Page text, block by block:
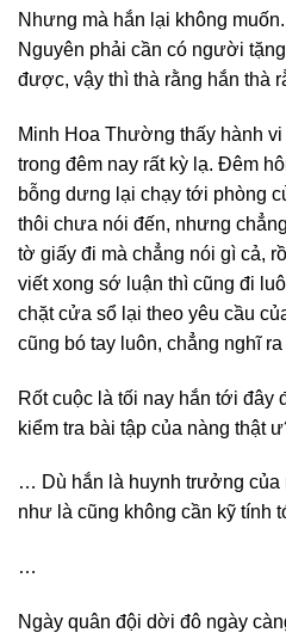
Nhưng mà hắn lại không
Nguyên phải cần có người
được, vậy thì thà rằng hắn thà
Minh Hoa Thường thấy hành
trong đêm nay rất kỳ lạ. Đêm
bỗng dưng lại chạy tới phòng
thôi chưa nói đến, nhưng
tờ giấy đi mà chẳng nói gì cả,
viết xong sớ luận thì cũng đi
chặt cửa sổ lại theo yêu cầu
cũng bó tay luôn, chẳng nghĩ
Rốt cuộc là tối nay hắn tới đây
kiểm tra bài tập của nàng thật
… Dù hắn là huynh trưởng của
như là cũng không cần kỹ tính
…
Ngày quân đội dời đô ngày